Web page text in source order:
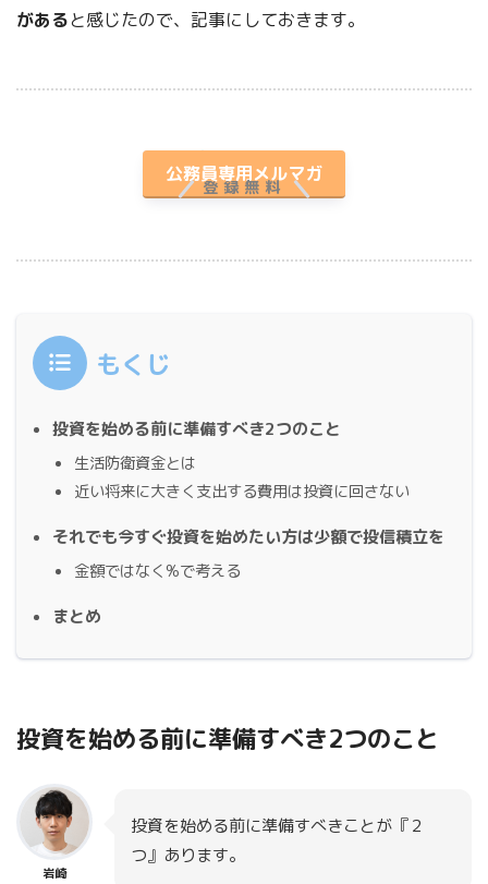
があると感じたので、記事にしておきます。
プレゼント付き
公務員専用メルマガ
登録無料
もくじ
投資を始める前に準備すべき2つのこと
生活防衛資金とは
近い将来に大きく支出する費用は投資に回さない
それでも今すぐ投資を始めたい方は少額で投信積立を
金額ではなく%で考える
まとめ
投資を始める前に準備すべき2つのこと
岩崎
投資を始める前に準備すべきことが『２
つ』あります。